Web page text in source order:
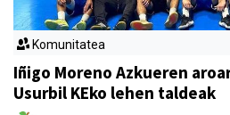
Komunitatea
Iñigo Moreno Azkueren
Usurbil KEko lehen taldeak